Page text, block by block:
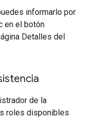
informarlo por
en el botón
Detalles del
de la
roles disponibles